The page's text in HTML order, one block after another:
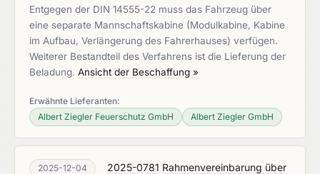
Entgegen der DIN 14555-22 muss das Fahrzeug über
eine separate Mannschaftskabine (Modulkabine, Kabine
im Aufbau, Verlängerung des Fahrerhauses) verfügen.
Weiterer Bestandteil des Verfahrens ist die Lieferung der
Beladung. Ansicht der Beschaffung »
Erwähnte Lieferanten:
Albert Ziegler Feuerschutz GmbH
Albert Ziegler GmbH
2025-12-04
2025-0781 Rahmenvereinbarung über